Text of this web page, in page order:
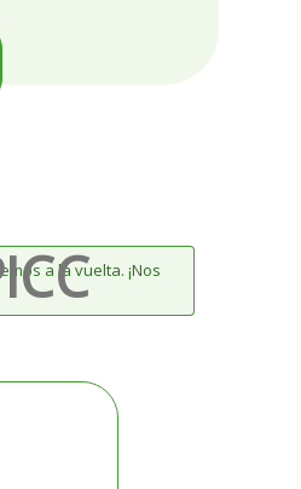
a la vuelta. ¡Nos